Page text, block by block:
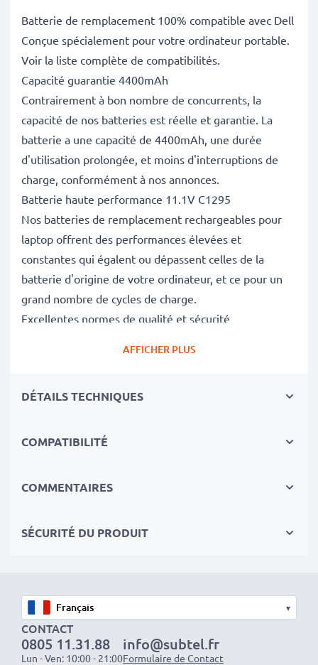
Batterie de remplacement 100% compatible avec Dell
Conçue spécialement pour votre ordinateur portable.
Voir la liste complète de compatibilités.
Capacité guarantie 4400mAh
Contrairement à bon nombre de concurrents, la
capacité de nos batteries est réelle et garantie. La
batterie a une capacité de 4400mAh, une durée
d'utilisation prolongée, et moins d'interruptions de
charge, conformément à nos annonces.
Batterie haute performance 11.1V C1295
Nos batteries de remplacement rechargeables pour
laptop offrent des performances élevées et
constantes qui égalent ou dépassent celles de la
batterie d'origine de votre ordinateur, et ce pour un
grand nombre de cycles de charge.
Excellentes normes de qualité et sécurité
respecter les normes de l'UE et de les dépasser.
Optez pour le remplacement de la batterie plutôt que
grâce au recyclage.
Optez pour CELLONIC et ne faites aucun compromis
sur la qualité. Passez votre commande dès maintenant
!
AFFICHER PLUS
DÉTAILS TECHNIQUES
COMPATIBILITÉ
COMMENTAIRES
SÉCURITÉ DU PRODUIT
▾
CONTACT
0805 11.31.88
Lun - Ven: 10:00 - 21:00
info@subtel.fr
Formulaire de Contact